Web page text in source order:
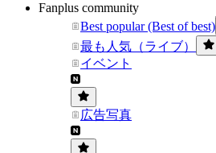
Fanplus community
Best popular (Best of best)
最も人気（ライブ）
イベント
広告写真